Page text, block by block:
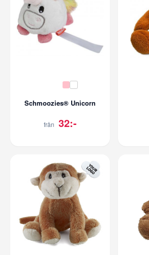
Schmoozies® Unicorn
från 32:-